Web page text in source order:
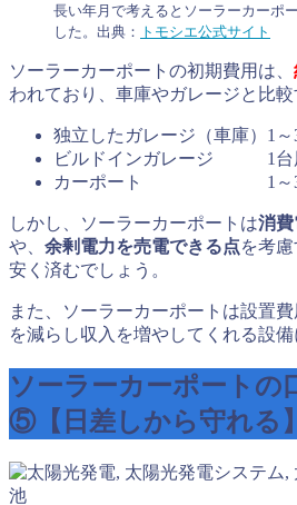
長い年月で考えるとソーラーカーポ
した。出典： トモシエ公式サイト
ソーラーカーポートの初期費用は、
われており、車庫やガレージと比較
独立したガレージ（車庫）1
ビルドインガレージ 1
カーポート 1～3台
しかし、ソーラーカーポートは消
や、 余剰電力を売電できる点を考
安く済むでしょう。
また、ソーラーカーポートは設置
を減らし収入を増やしてくれる設備
ソーラーカーポートの
⑤【日差しから守れる】